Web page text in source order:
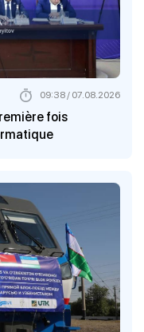
fois
09:38 / 07.08.2026